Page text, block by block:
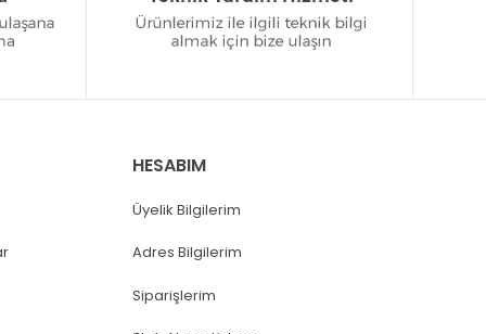
HESABIM
Üyelik Bilgilerim
Adres Bilgilerim
Siparişlerim